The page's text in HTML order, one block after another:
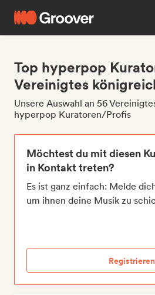
Top hyperpop
Vereinigtes
Unsere Auswahl an 56
hyperpop Kuratoren/Profis
Möchtest du mit diesen
in Kontakt treten?
Es ist ganz einfach: Melde
um ihnen deine Musik zu
Registrieren